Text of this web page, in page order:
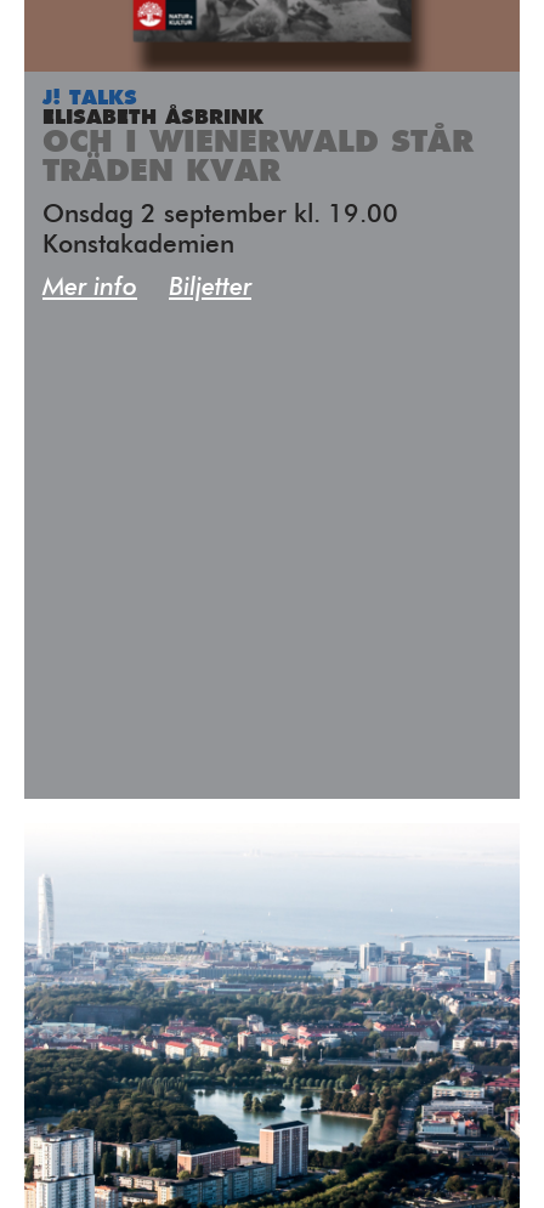
J! TALKS
ELISABETH ÅSBRINK
OCH I WIENERWALD STÅR
TRÄDEN KVAR
Onsdag 2 september kl. 19.00
Konstakademien
Mer info
Biljetter